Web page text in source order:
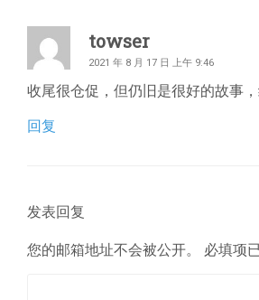
towser
2021 年 8 月 17 日 上午 9:46
收尾很仓促，但仍旧是很好的故事，
回复
发表回复
您的邮箱地址不会被公开。 必填项